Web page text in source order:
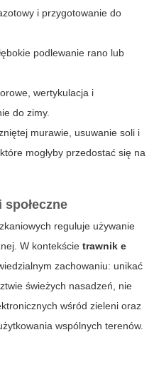
i przygotowanie do
podlewanie rano lub
wertykulacja i
do zimy.
murawie, usuwanie soli i
mogłyby przedostać się na
reguluje używanie
W kontekście trawnik e
zachowaniu: unikać
świeżych nasadzeń, nie
wśród zieleni oraz
wspólnych terenów.